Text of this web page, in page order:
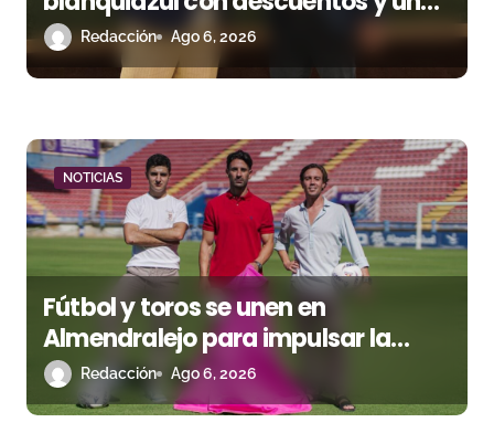
n
t
r
a
d
a
corrida homenaje al Málaga CF
Redacción Ago 6, 2026
NOTICIAS
Fútbol y toros se unen en
Almendralejo para impulsar la
corrida de la Piedad
Redacción Ago 6, 2026